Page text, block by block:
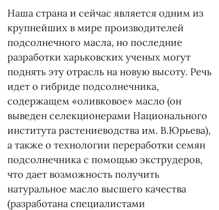
Наша страна и сейчас является одним из
крупнейших в мире производителей
подсолнечного масла, но последние
разработки харьковских ученых могут
поднять эту отрасль на новую высоту. Речь
идет о гибриде подсолнечника,
содержащем «оливковое» масло (он
выведен селекционерами Национального
института растениеводства им. В.Юрьева),
а также о технологии переработки семян
подсолнечника с помощью экструдеров,
что дает возможность получить
натуральное масло высшего качества
(разработана специалистами